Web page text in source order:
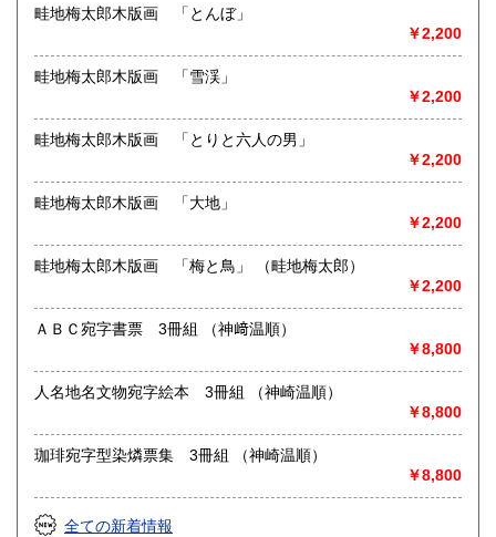
美術工芸、趣味、古書一般（その他）
国内の豆本を豊富に取り揃えております。また版画挿絵本、
限定本、児童書、蔵書票、玩具関係書など扱っております。
畦地梅太郎木版画 「とんぼ」
￥2,200
畦地梅太郎木版画 「雪渓」
￥2,200
畦地梅太郎木版画 「とりと六人の男」
￥2,200
畦地梅太郎木版画 「大地」
￥2,200
畦地梅太郎木版画 「梅と鳥」 （畦地梅太郎）
￥2,200
ＡＢＣ宛字書票 3冊組 （神﨑温順）
￥8,800
人名地名文物宛字絵本 3冊組 （神崎温順）
￥8,800
珈琲宛字型染燐票集 3冊組 （神崎温順）
￥8,800
全ての新着情報